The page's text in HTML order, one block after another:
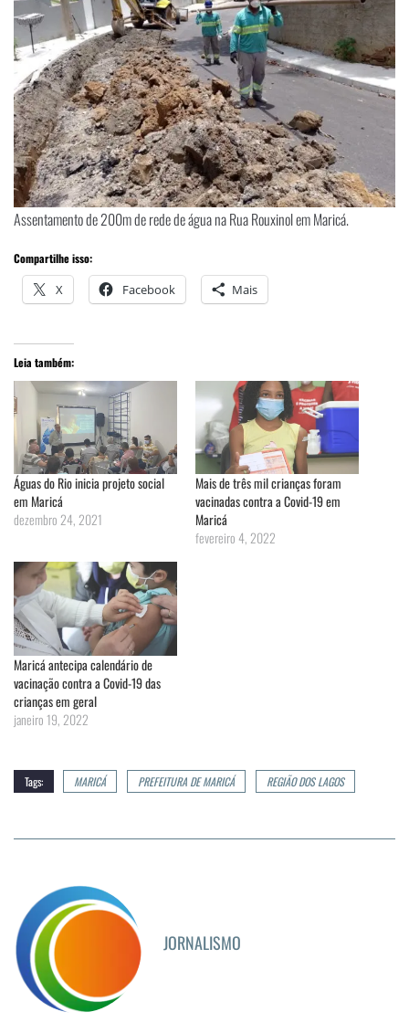
Assentamento de 200m de rede de água na Rua Rouxinol em Maricá.
Compartilhe isso:
X Facebook Mais
Leia também:
Águas do Rio inicia projeto social
em Maricá
dezembro 24, 2021
Mais de três mil crianças foram
vacinadas contra a Covid-19 em
Maricá
fevereiro 4, 2022
Maricá antecipa calendário de
vacinação contra a Covid-19 das
crianças em geral
janeiro 19, 2022
Tags: MARICÁ PREFEITURA DE MARICÁ REGIÃO DOS LAGOS
JORNALISMO